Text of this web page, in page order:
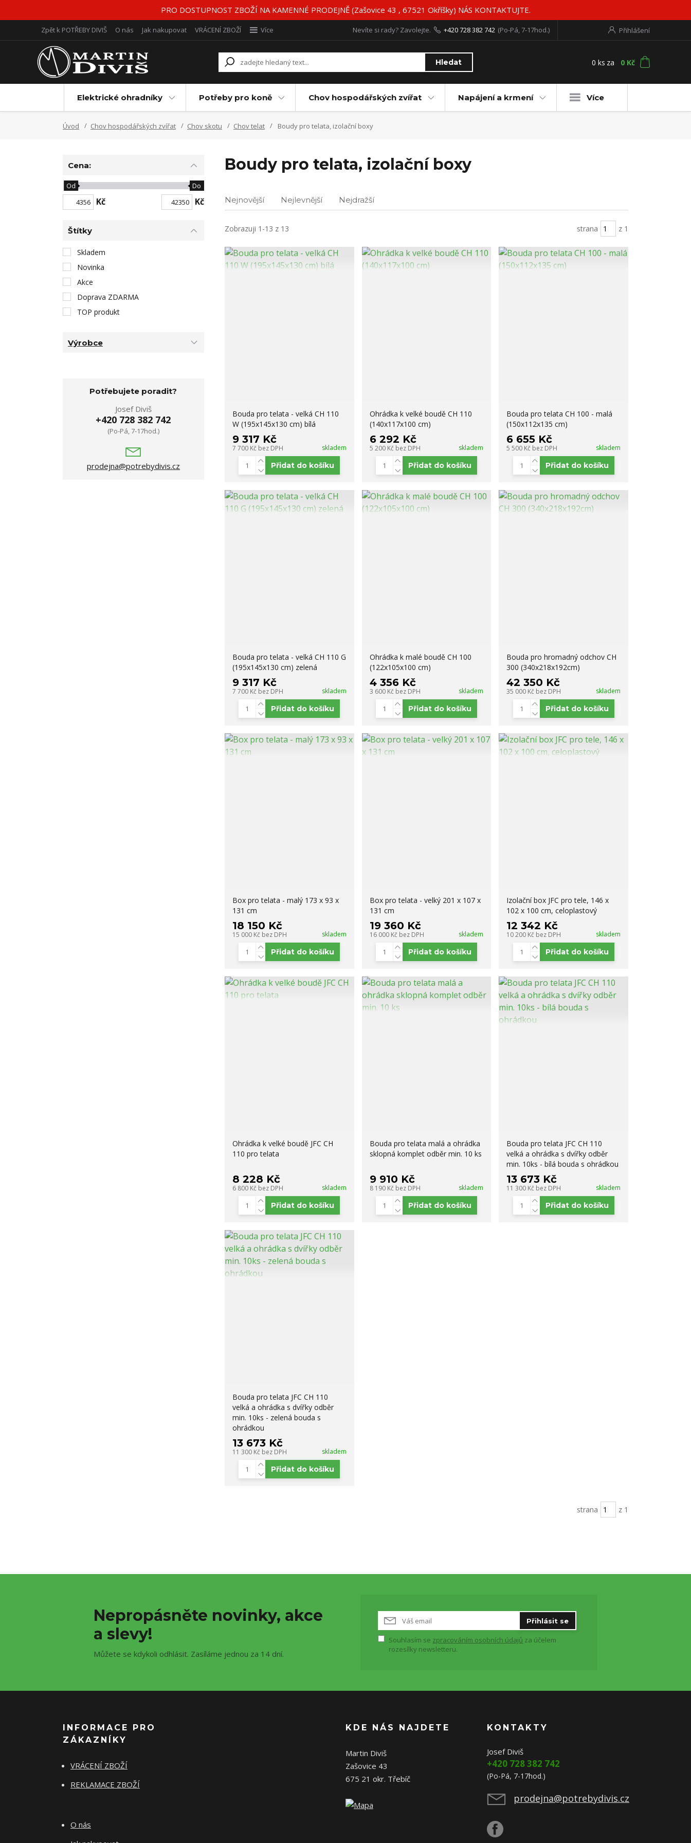
PRO DOSTUPNOST ZBOŽÍ NA KAMENNÉ PRODEJNĚ (Zašovice 43 , 67521 Okříšky) NÁS KONTAKTUJTE.
Zpět k POTŘEBY DIVIŠ O nás Jak nakupovat VRÁCENÍ ZBOŽÍ Více Přihlášení
Hledat
Nevíte si rady? Zavolejte. +420 728 382 742 (Po-Pá, 7-17hod.)
0 ks za 0 Kč
Elektrické ohradníky Potřeby pro koně Chov hospodářských zvířat Napájení a krmení Více
Úvod Chov hospodářských zvířat Chov skotu Chov telat Boudy pro telata, izolační boxy
Boudy pro telata, izolační boxy
Nejnovější Nejlevnější Nejdražší
Zobrazuji 1-13 z 13 strana z 1
Bouda pro telata - velká CH 110
W (195x145x130 cm) bílá
9 317 Kč
7 700 Kč bez DPH skladem
Přidat do košíku
Ohrádka k velké boudě CH 110
(140x117x100 cm)
6 292 Kč
5 200 Kč bez DPH skladem
Přidat do košíku
Bouda pro telata CH 100 - malá
(150x112x135 cm)
6 655 Kč
5 500 Kč bez DPH skladem
Přidat do košíku
Bouda pro telata - velká CH 110 G
(195x145x130 cm) zelená
9 317 Kč
7 700 Kč bez DPH skladem
Přidat do košíku
Ohrádka k malé boudě CH 100
(122x105x100 cm)
4 356 Kč
3 600 Kč bez DPH skladem
Přidat do košíku
Bouda pro hromadný odchov CH
300 (340x218x192cm)
42 350 Kč
35 000 Kč bez DPH skladem
Přidat do košíku
Box pro telata - malý 173 x 93 x
131 cm
18 150 Kč
15 000 Kč bez DPH skladem
Přidat do košíku
Box pro telata - velký 201 x 107 x
131 cm
19 360 Kč
16 000 Kč bez DPH skladem
Přidat do košíku
Izolační box JFC pro tele, 146 x
102 x 100 cm, celoplastový
12 342 Kč
10 200 Kč bez DPH skladem
Přidat do košíku
Ohrádka k velké boudě JFC CH
110 pro telata
8 228 Kč
6 800 Kč bez DPH skladem
Přidat do košíku
Bouda pro telata malá a ohrádka
sklopná komplet odběr min. 10 ks
9 910 Kč
8 190 Kč bez DPH skladem
Přidat do košíku
Bouda pro telata JFC CH 110
velká a ohrádka s dvířky odběr
min. 10ks - bílá bouda s ohrádkou
13 673 Kč
11 300 Kč bez DPH skladem
Přidat do košíku
Bouda pro telata JFC CH 110
velká a ohrádka s dvířky odběr
min. 10ks - zelená bouda s
ohrádkou
13 673 Kč
11 300 Kč bez DPH skladem
Přidat do košíku
strana z 1
Cena:
Kč
Od Do
Kč
Štítky
Skladem
Novinka
Akce
Doprava ZDARMA
TOP produkt
Výrobce
Potřebujete poradit?
Josef Diviš
+420 728 382 742
(Po-Pá, 7-17hod.)
prodejna@potrebydivis.cz
Nepropásněte novinky, akce
a slevy!
Můžete se kdykoli odhlásit. Zasíláme jednou za 14 dní.
Přihlásit se
Souhlasím se zpracováním osobních údajů za účelem
rozesílky newsletteru.
INFORMACE PRO
ZÁKAZNÍKY
VRÁCENÍ ZBOŽÍ
REKLAMACE ZBOŽÍ
O nás
KDE NÁS NAJDETE
Martin Diviš
Zašovice 43
675 21 okr. Třebíč
KONTAKTY
Josef Diviš
+420 728 382 742
(Po-Pá, 7-17hod.)
prodejna@potrebydivis.cz